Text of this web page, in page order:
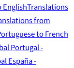
Translations
from
to French
Portugal -
España -